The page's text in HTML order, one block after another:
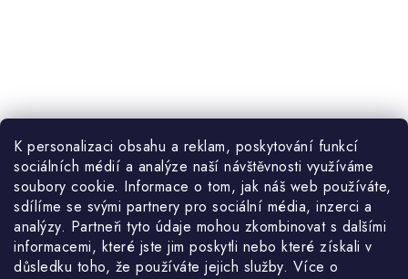
K personalizaci obsahu a reklam, poskytování funkcí
sociálních médií a analýze naší návštěvnosti využíváme
soubory cookie. Informace o tom, jak náš web používáte,
sdílíme se svými partnery pro sociální média, inzerci a
analýzy. Partneři tyto údaje mohou zkombinovat s dalšími
informacemi, které jste jim poskytli nebo které získali v
důsledku toho, že používáte jejich služby. Více o
Momentálně nedostupné
695,04 Kč bez DPH
841 Kč